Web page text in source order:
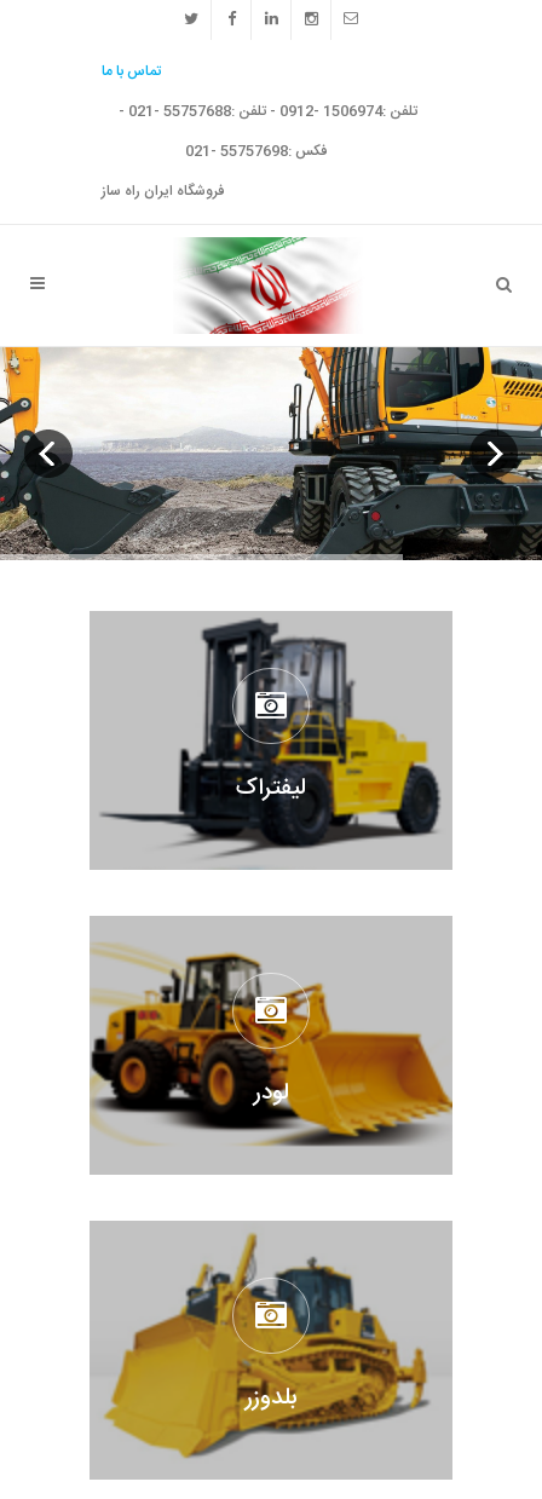
تماس با ما
تلفن :1506974 -0912 - تلفن :55757688 -021 -
فکس :55757698 -021
فروشگاه ایران راه ساز
لیفتراک
لودر
بلدوزر